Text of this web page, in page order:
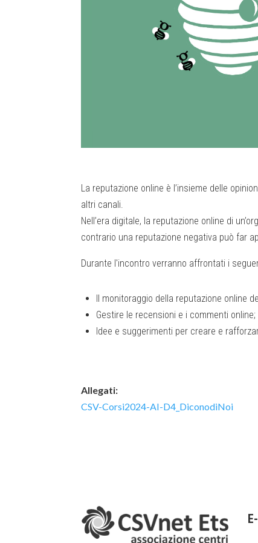
La reputazione online è l’insieme delle
altri canali.
Nell’era digitale, la reputazione online di
contrario una reputazione negativa può far
Durante l'incontro verranno affrontati i
Il monitoraggio della reputazione online
Gestire le recensioni e i commenti online;
Idee e suggerimenti per creare e
Allegati:
CSV-Corsi2024-AI-D4_DiconodiNoi